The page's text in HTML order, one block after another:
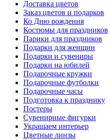
Доставка цветов
Заказ цветов и подарков
Ко Дню рождения
Костюмы для праздников
Парики для праздников
Подарки для женщин
Подарки и сувениры
Подарки на юбилей
Подарочные кружки
Подарочные футболки
Подарочные часы
Подготовка к празднику
Постеры
Сувенирные фигурки
Украшаем интерьер
Цветные линзы